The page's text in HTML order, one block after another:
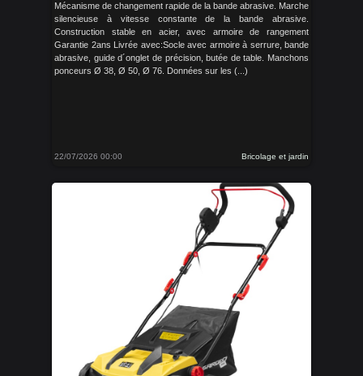
Mécanisme de changement rapide de la bande abrasive. Marche
silencieuse à vitesse constante de la bande abrasive.
Construction stable en acier, avec armoire de rangement
Garantie 2ans Livrée avec:Socle avec armoire à serrure, bande
abrasive, guide d´onglet de précision, butée de table. Manchons
ponceurs Ø 38, Ø 50, Ø 76. Données sur les (...)
22/07/2026 00:00 Bricolage et jardin